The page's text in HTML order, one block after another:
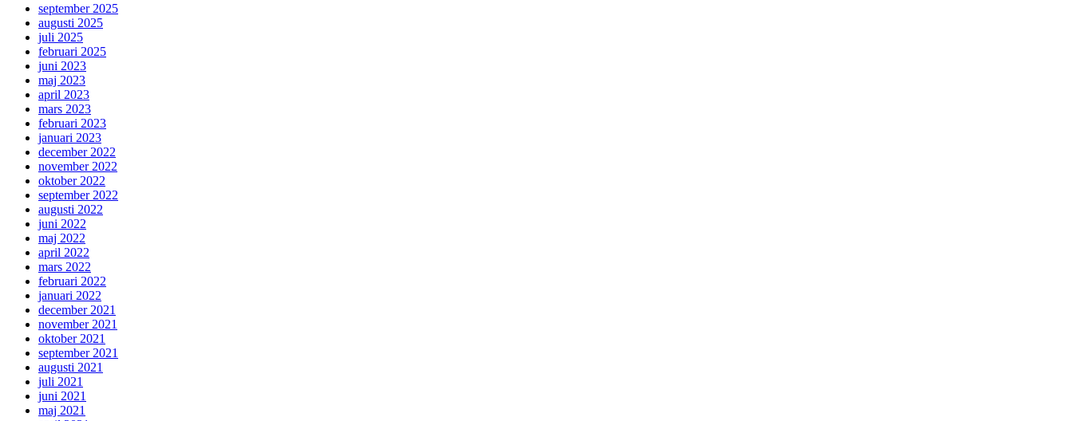
september 2025
augusti 2025
juli 2025
februari 2025
juni 2023
maj 2023
april 2023
mars 2023
februari 2023
januari 2023
december 2022
november 2022
oktober 2022
september 2022
augusti 2022
juni 2022
maj 2022
april 2022
mars 2022
februari 2022
januari 2022
december 2021
november 2021
oktober 2021
september 2021
augusti 2021
juli 2021
juni 2021
maj 2021